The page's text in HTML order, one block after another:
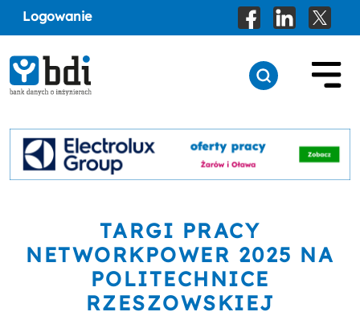
Logowanie
TARGI PRACY
NETWORKPOWER 2025 NA
POLITECHNICE
RZESZOWSKIEJ